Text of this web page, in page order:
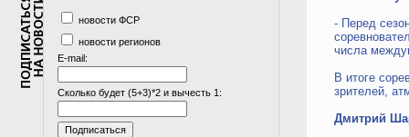
новости ФСР
новости регионов
E-mail:
Сколько будет (5+3)*2 и вычесть 1:
- Перед
числа
В итоге
зрителей,
Дмитрий